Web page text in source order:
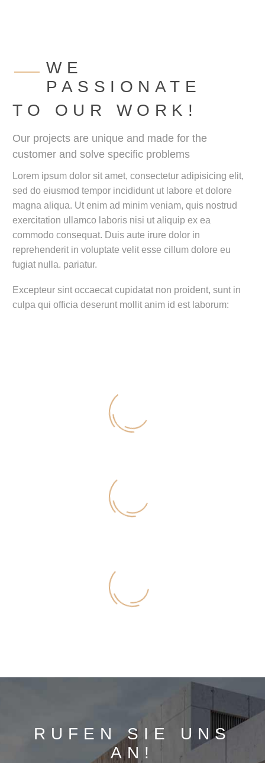
WE
PASSIONATE
TO OUR WORK!
Our projects are unique and made for the
customer and solve specific problems
Lorem ipsum dolor sit amet, consectetur adipisicing elit,
sed do eiusmod tempor incididunt ut labore et dolore
magna aliqua. Ut enim ad minim veniam, quis nostrud
exercitation ullamco laboris nisi ut aliquip ex ea
commodo consequat. Duis aute irure dolor in
reprehenderit in voluptate velit esse cillum dolore eu
fugiat nulla. pariatur.
Excepteur sint occaecat cupidatat non proident, sunt in
culpa qui officia deserunt mollit anim id est laborum:
RUFEN SIE UNS
AN!